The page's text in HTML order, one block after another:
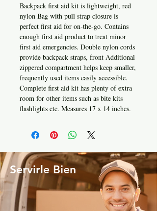
Backpack first aid kit is lightweight, red
nylon Bag with pull strap closure is
perfect first aid for on-the-go. Contains
enough first aid product to treat minor
first aid emergencies. Double nylon cords
provide backpack straps, front Additional
zippered compartment helps keep smaller,
frequently used items easily accessible.
Complete first aid kit has plenty of extra
room for other items such as bite kits
flashlights etc. Measures 17 x 14 inches.
Servirle Bien